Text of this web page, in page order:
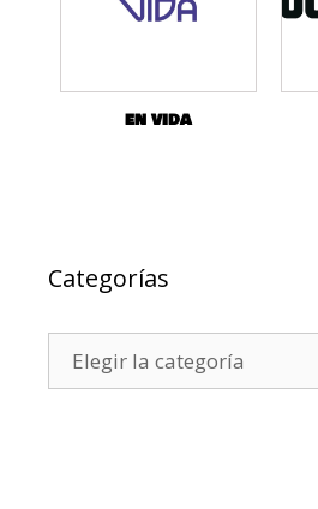
EN VIDA
Categorías